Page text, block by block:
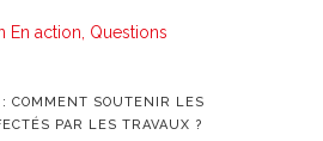
En action Questions
: COMMENT SOUTENIR LES
PAR LES TRAVAUX ?